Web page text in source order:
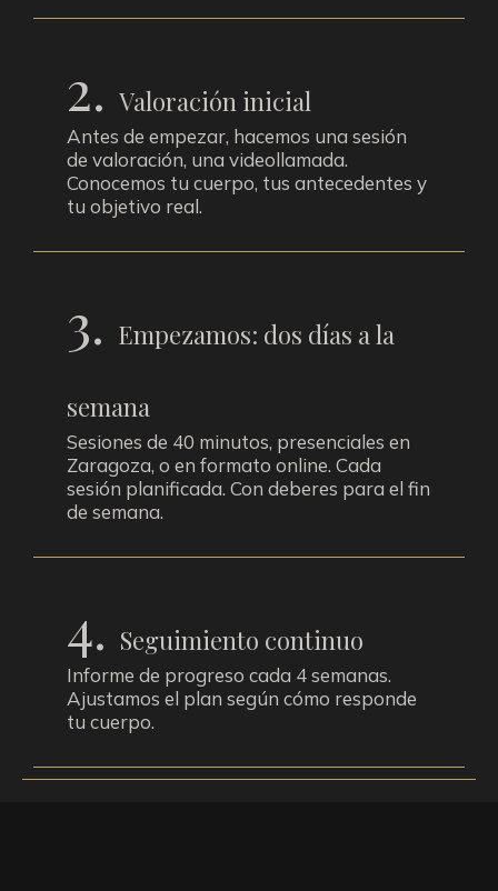
2. Valoración inicial
Antes de empezar, hacemos una sesión
de valoración, una videollamada.
Conocemos tu cuerpo, tus antecedentes y
tu objetivo real.
3. Empezamos: dos días a la
semana
Sesiones de 40 minutos, presenciales en
Zaragoza, o en formato online. Cada
sesión planificada. Con deberes para el fin
de semana.
4. Seguimiento continuo
Informe de progreso cada 4 semanas.
Ajustamos el plan según cómo responde
tu cuerpo.